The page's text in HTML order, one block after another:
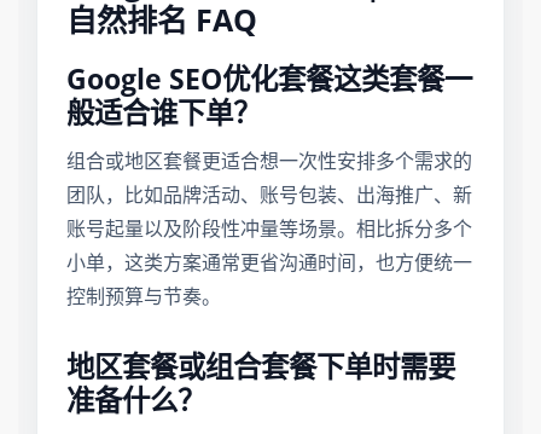
自然排名 FAQ
Google SEO优化套餐这类套餐一
般适合谁下单？
组合或地区套餐更适合想一次性安排多个需求的
团队，比如品牌活动、账号包装、出海推广、新
账号起量以及阶段性冲量等场景。相比拆分多个
小单，这类方案通常更省沟通时间，也方便统一
控制预算与节奏。
地区套餐或组合套餐下单时需要
准备什么？